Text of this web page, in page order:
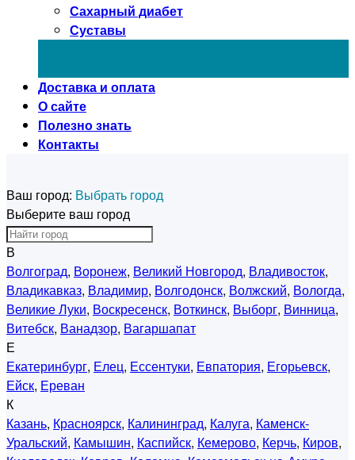
Сахарный диабет
Суставы
Доставка и оплата
О сайте
Полезно знать
Контакты
Ваш город: Выбрать город
Выберите ваш город
В
Волгоград, Воронеж, Великий Новгород, Владивосток,
Владикавказ, Владимир, Волгодонск, Волжский, Вологда,
Великие Луки, Воскресенск, Воткинск, Выборг, Винница,
Витебск, Ванадзор, Вагаршапат
Е
Екатеринбург, Елец, Ессентуки, Евпатория, Егорьевск,
Ейск, Ереван
К
Казань, Красноярск, Калининград, Калуга, Каменск-
Уральский, Камышин, Каспийск, Кемерово, Керчь, Киров,